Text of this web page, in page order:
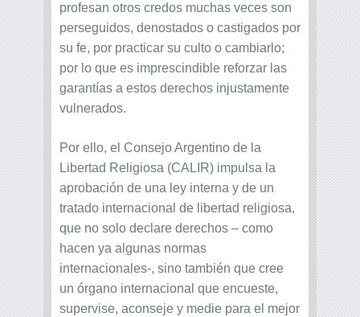
profesan otros credos muchas veces son
perseguidos, denostados o castigados por
su fe, por practicar su culto o cambiarlo;
por lo que es imprescindible reforzar las
garantías a estos derechos injustamente
vulnerados.
Por ello, el Consejo Argentino de la
Libertad Religiosa (CALIR) impulsa la
aprobación de una ley interna y de un
tratado internacional de libertad religiosa,
que no solo declare derechos – como
hacen ya algunas normas
internacionales-, sino también que cree
un órgano internacional que encueste,
supervise, aconseje y medie para el mejor